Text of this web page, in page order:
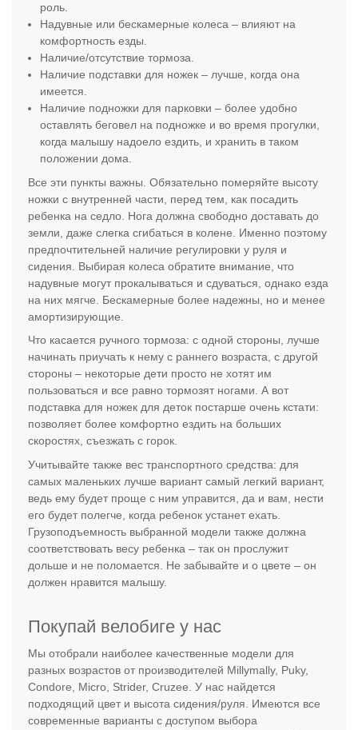
роль.
Надувные или бескамерные колеса – влияют на
комфортность езды.
Наличие/отсутствие тормоза.
Наличие подставки для ножек – лучше, когда она
имеется.
Наличие подножки для парковки – более удобно
оставлять беговел на подножке и во время прогулки,
когда малышу надоело ездить, и хранить в таком
положении дома.
Все эти пункты важны. Обязательно померяйте высоту
ножки с внутренней части, перед тем, как посадить
ребенка на седло. Нога должна свободно доставать до
земли, даже слегка сгибаться в колене. Именно поэтому
предпочтительней наличие регулировки у руля и
сидения. Выбирая колеса обратите внимание, что
надувные могут прокалываться и сдуваться, однако езда
на них мягче. Бескамерные более надежны, но и менее
амортизирующие.
Что касается ручного тормоза: с одной стороны, лучше
начинать приучать к нему с раннего возраста, с другой
стороны – некоторые дети просто не хотят им
пользоваться и все равно тормозят ногами. А вот
подставка для ножек для деток постарше очень кстати:
позволяет более комфортно ездить на больших
скоростях, съезжать с горок.
Учитывайте также вес транспортного средства: для
самых маленьких лучше вариант самый легкий вариант,
ведь ему будет проще с ним управится, да и вам, нести
его будет полегче, когда ребенок устанет ехать.
Грузоподъемность выбранной модели также должна
соответствовать весу ребенка – так он прослужит
дольше и не поломается. Не забывайте и о цвете – он
должен нравится малышу.
Покупай велобиге у нас
Мы отобрали наиболее качественные модели для
разных возрастов от производителей Millymally, Puky,
Condore, Micro, Strider, Cruzee. У нас найдется
подходящий цвет и высота сидения/руля. Имеются все
современные варианты с доступом выбора